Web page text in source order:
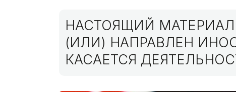
НАСТОЯЩИЙ
(ИЛИ) НАПРАВЛЕН
КАСАЕТСЯ